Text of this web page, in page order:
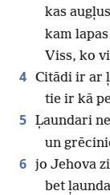
kas
kam
Viss, ko
4 Citādi ir ar
tie ir kā
5 Ļaundari
un
6 jo Jehova
bet